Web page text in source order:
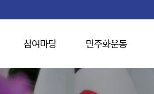
참여마당 민주화운동